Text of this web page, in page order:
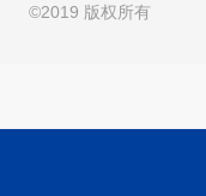
©2019 版权所有